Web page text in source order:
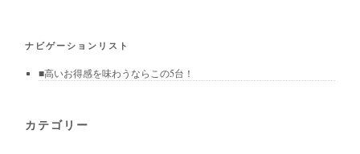
ナビゲーションリスト
■高いお得感を味わうならこの5台！
カテゴリー